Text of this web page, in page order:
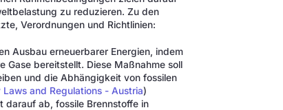
zu reduzieren. Zu den
Verordnungen und Richtlinien:
Ausbau erneuerbarer Energien, indem
Gase bereitstellt. Diese Maßnahme soll
und die Abhängigkeit von fossilen
Laws and Regulations - Austria)
darauf ab, fossile Brennstoffe in